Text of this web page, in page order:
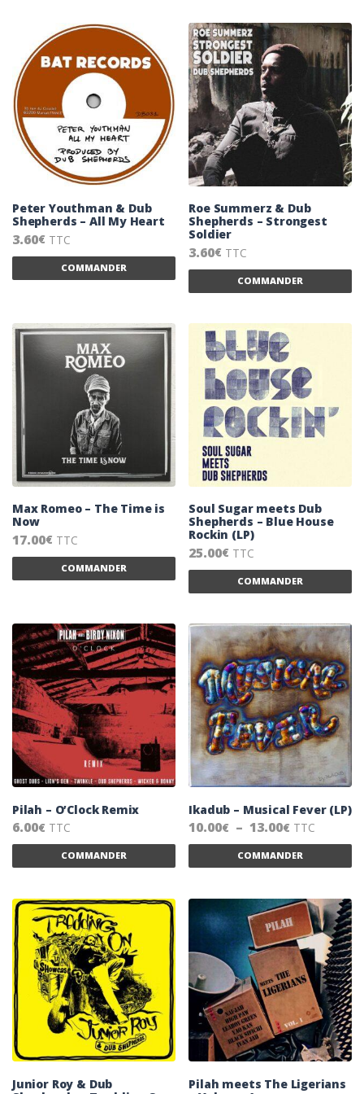
Peter Youthman & Dub
Shepherds – All My Heart
3.60€ TTC
COMMANDER
Ce produit a plusieurs variations. Les
Roe Summerz & Dub
Shepherds – Strongest
Soldier
3.60€ TTC
COMMANDER
Max Romeo – The Time is
Now
17.00€ TTC
COMMANDER
Ce produit a plusieurs variations. Les
Soul Sugar meets Dub
Shepherds – Blue House
Rockin (LP)
25.00€ TTC
COMMANDER
Pilah – O’Clock Remix
6.00€ TTC
COMMANDER
Ce produit a plusieurs variations. Les
Ikadub – Musical Fever (LP)
10.00€ – 13.00€ Plage de
TTC
COMMANDER
Junior Roy & Dub
Pilah meets The Ligerians